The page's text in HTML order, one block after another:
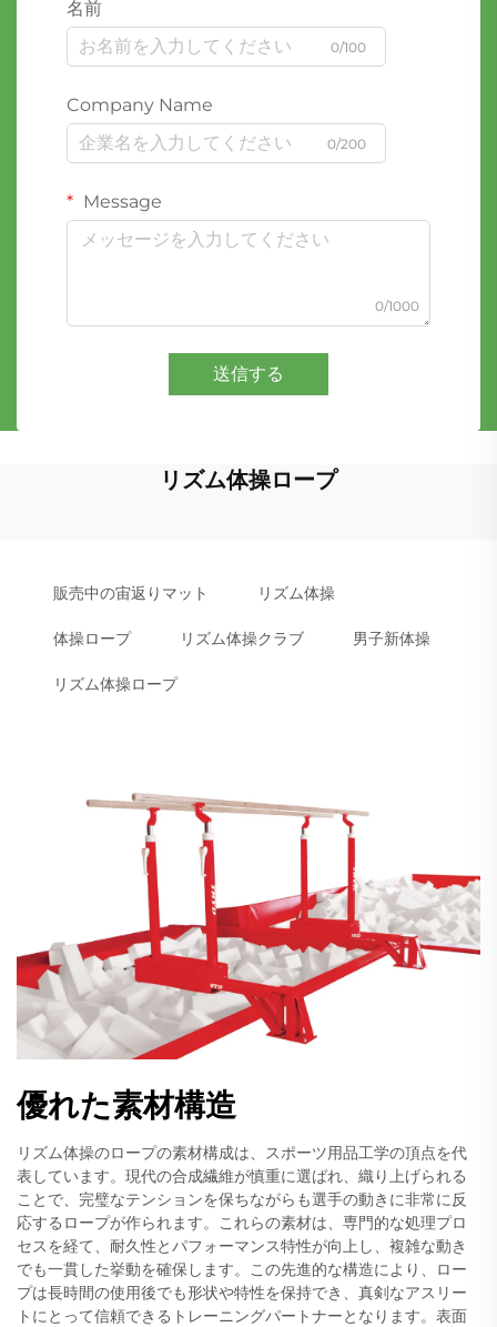
名前
0/100
Company Name
0/200
Message
0/1000
送信する
リズム体操ロープ
販売中の宙返りマット リズム体操
体操ロープ リズム体操クラブ 男子新体操
リズム体操ロープ
優れた素材構造
リズム体操のロープの素材構成は、スポーツ用品工学の頂点を代
表しています。現代の合成繊維が慎重に選ばれ、織り上げられる
ことで、完璧なテンションを保ちながらも選手の動きに非常に反
応するロープが作られます。これらの素材は、専門的な処理プロ
セスを経て、耐久性とパフォーマンス特性が向上し、複雑な動き
でも一貫した挙動を確保します。この先進的な構造により、ロー
プは長時間の使用後でも形状や特性を保持でき、真剣なアスリー
トにとって信頼できるトレーニングパートナーとなります。表面